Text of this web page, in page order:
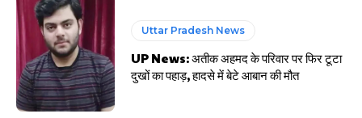
Uttar Pradesh News
UP News: अतीक अहमद के परिवार पर फिर टूटा
दुखों का पहाड़, हादसे में बेटे आबान की मौत